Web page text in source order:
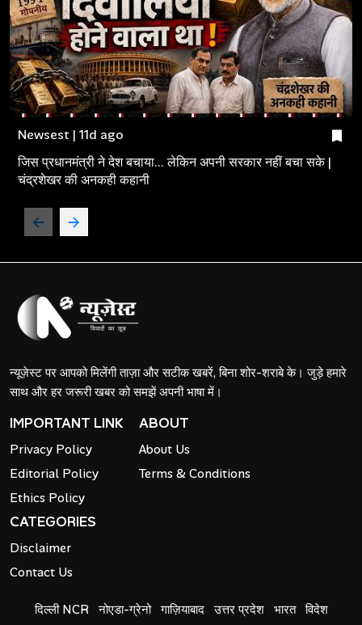
Newsest | 11d ago
जिस प्रधानमंत्री ने देश बचाया... लेकिन अपनी सरकार नहीं बचा सके |
चंद्रशेखर की अनकही कहानी
न्यूज़ेस्ट पर आपको मिलेंगी ताज़ा और सटीक खबरें, बिना शोर-शराबे के। जुड़े हमारे
साथ और हर जरूरी खबर को समझें अपनी भाषा में।
IMPORTANT LINK
Privacy Policy
Editorial Policy
Ethics Policy
ABOUT
About Us
Terms & Conditions
CATEGORIES
Disclaimer
Contact Us
दिल्ली NCR नोएडा-ग्रेनो गाज़ियाबाद उत्तर प्रदेश भारत विदेश